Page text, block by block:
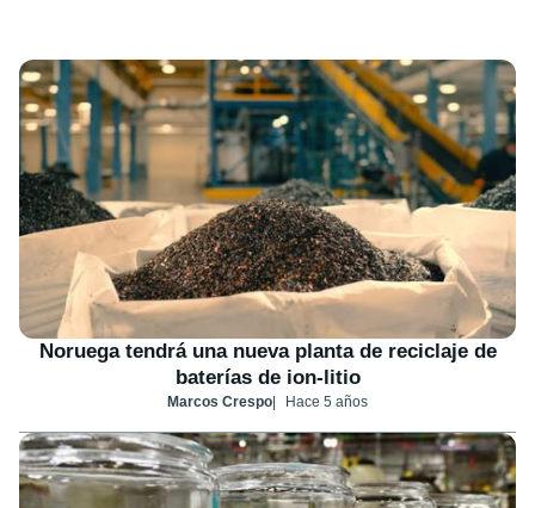
Noruega tendrá una nueva planta de reciclaje de
baterías de ion-litio
Marcos Crespo Hace 5 años